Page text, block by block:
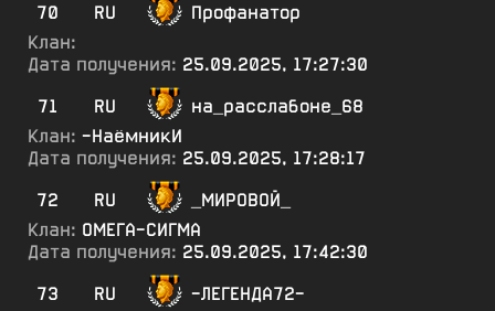
70
RU
Профанатор
Клан:
Дата получения: 25.09.2025, 17:27:30
71
RU
на_расслабоне_68
Клан: -НаёмникИ
Дата получения: 25.09.2025, 17:28:17
72
RU
_МИРОВОЙ_
Клан: ОМЕГА-СИГМА
Дата получения: 25.09.2025, 17:42:30
73
RU
-ЛЕГЕНДА72-